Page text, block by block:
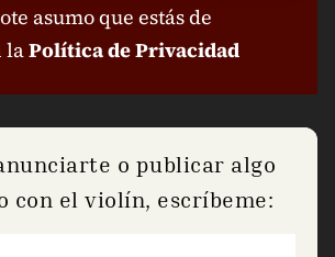
asumo que estás de
laPolítica de Privacidad
o publicar algo
con el violín, escríbeme: